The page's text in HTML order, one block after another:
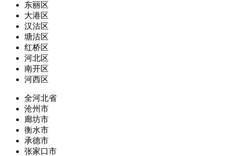
东丽区
大港区
汉沽区
塘沽区
红桥区
河北区
南开区
河西区
全河北省
沧州市
廊坊市
衡水市
承德市
张家口市